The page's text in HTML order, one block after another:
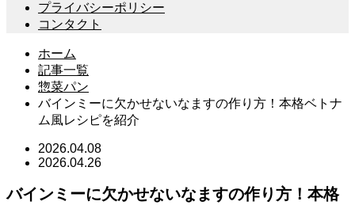
プライバシーポリシー
コンタクト
ホーム
記事一覧
惣菜パン
バインミーに欠かせないなますの作り方！本格ベトナ
ム風レシピを紹介
2026.04.08
2026.04.26
バインミーに欠かせないなますの作り方！本格